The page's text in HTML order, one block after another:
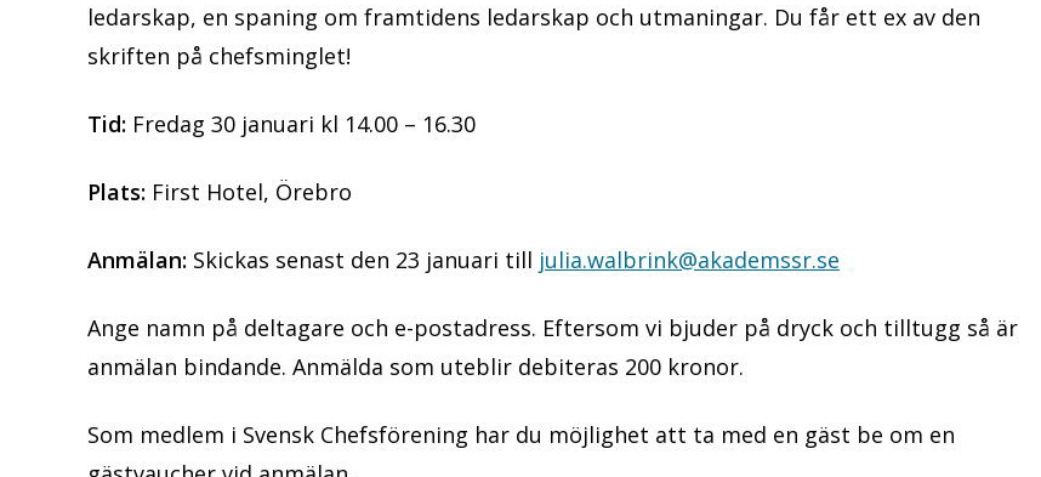
ledarskap, en spaning om framtidens ledarskap och utmaningar. Du får ett ex av den
skriften på chefsminglet!
Tid: Fredag 30 januari kl 14.00 – 16.30
Plats: First Hotel, Örebro
Anmälan: Skickas senast den 23 januari till julia.walbrink@akademssr.se
Ange namn på deltagare och e-postadress. Eftersom vi bjuder på dryck och tilltugg så är
anmälan bindande. Anmälda som uteblir debiteras 200 kronor.
Som medlem i Svensk Chefsförening har du möjlighet att ta med en gäst be om en